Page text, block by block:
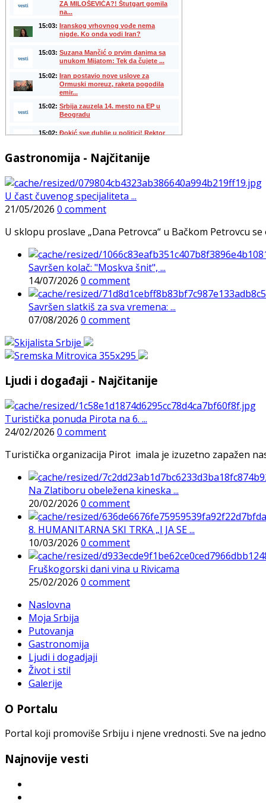
Gastronomija - Najčitanije
U čast čuvenog specijaliteta ...
21/05/2026 0 comment
U sklopu proslave „Dana Petrovca“ u Bačkom Petrovcu
Savršen kolač: "Moskva šnit", ...
14/07/2026 0 comment
Savršen slatkiš za sva vremena: ...
07/08/2026 0 comment
Ljudi i događaji - Najčitanije
Turistička ponuda Pirota na 6. ...
24/02/2026 0 comment
Turistička organizacija Pirot imala je izuzetno zapažen
Na Zlatiboru obeležena kineska ...
20/02/2026 0 comment
8. HUMANITARNA SKI TRKA „I JA SE ...
10/03/2026 0 comment
Fruškogorski dani vina u Rivicama
25/02/2026 0 comment
Naslovna
Moja Srbija
Putovanja
Gastronomija
Ljudi i dogadjaji
Život i stil
Galerije
O Portalu
Portal koji promoviše Srbiju i njene vrednosti. Sve na
Najnovije vesti